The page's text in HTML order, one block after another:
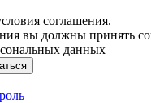
соглашения.
вы должны принять
данных